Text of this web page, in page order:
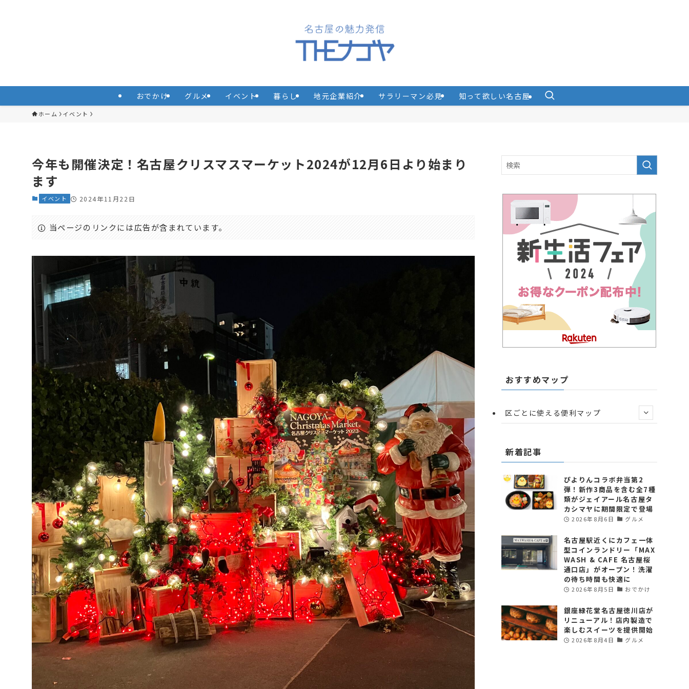
おでかけ グルメ イベント 暮らし 地元企業紹介 サラリーマン必見 知って欲しい名古屋
ホーム イベント
今年も開催決定！名古屋クリスマスマーケット2024が12月6日より始まり
ます
イベント 2024年11月22日
当ページのリンクには広告が含まれています。
おすすめマップ
区ごとに使える便利マップ
新着記事
ぴよりんコラボ弁当第2
弾！新作3商品を含む全7種
類がジェイアール名古屋タ
カシマヤに期間限定で登場
2026年8月6日 グルメ
名古屋駅近くにカフェ一体
型コインランドリー「MAX
WASH & CAFE 名古屋桜
通口店」がオープン！洗濯
の待ち時間も快適に
2026年8月5日 おでかけ
銀座緑花堂名古屋徳川店が
リニューアル！店内製造で
楽しむスイーツを提供開始
2026年8月4日 グルメ